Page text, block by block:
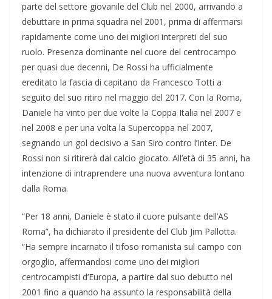
parte del settore giovanile del Club nel 2000, arrivando a
debuttare in prima squadra nel 2001, prima di affermarsi
rapidamente come uno dei migliori interpreti del suo
ruolo. Presenza dominante nel cuore del centrocampo
per quasi due decenni, De Rossi ha ufficialmente
ereditato la fascia di capitano da Francesco Totti a
seguito del suo ritiro nel maggio del 2017. Con la Roma,
Daniele ha vinto per due volte la Coppa Italia nel 2007 e
nel 2008 e per una volta la Supercoppa nel 2007,
segnando un gol decisivo a San Siro contro l’Inter. De
Rossi non si ritirerà dal calcio giocato. All’età di 35 anni, ha
intenzione di intraprendere una nuova avventura lontano
dalla Roma.
“Per 18 anni, Daniele è stato il cuore pulsante dell’AS
Roma”, ha dichiarato il presidente del Club Jim Pallotta.
“Ha sempre incarnato il tifoso romanista sul campo con
orgoglio, affermandosi come uno dei migliori
centrocampisti d’Europa, a partire dal suo debutto nel
2001 fino a quando ha assunto la responsabilità della